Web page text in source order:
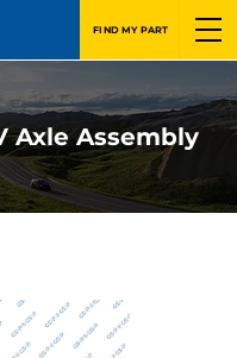
FIND MY PART
Axle Assembly